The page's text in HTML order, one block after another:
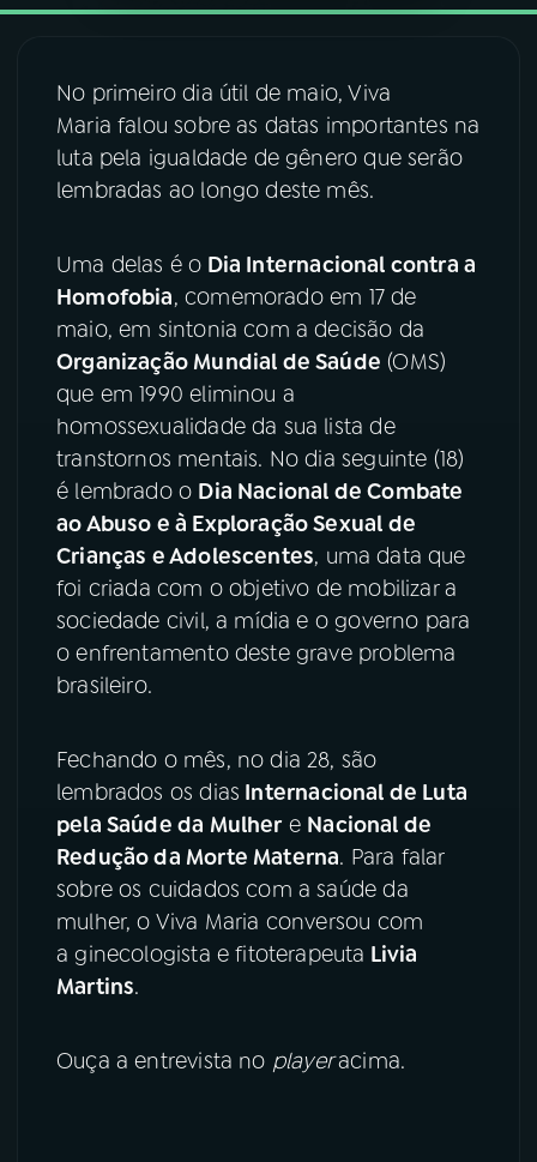
06VIDEOCASTS
07 ÚLTIMAS
08 FESTIVAL DE MÚSICA
YouTube Facebook
Instagram X
TikTok
No primeiro dia útil de maio, Viva
Maria falou sobre as datas importantes na
luta pela igualdade de gênero que serão
lembradas ao longo deste mês.
Uma delas é o Dia Internacional contra a
Homofobia, comemorado em 17 de
maio, em sintonia com a decisão da
Organização Mundial de Saúde (OMS)
que em 1990 eliminou a
homossexualidade da sua lista de
transtornos mentais. No dia seguinte (18)
é lembrado o Dia Nacional de Combate
ao Abuso e à Exploração Sexual de
Crianças e Adolescentes, uma data que
foi criada com o objetivo de mobilizar a
sociedade civil, a mídia e o governo para
o enfrentamento deste grave problema
brasileiro.
Fechando o mês, no dia 28, são
lembrados os dias Internacional de Luta
pela Saúde da Mulhere Nacional de
Redução da Morte Materna. Para falar
sobre os cuidados com a saúde da
mulher, o Viva Maria conversou com
a ginecologista e fitoterapeuta Livia
Martins.
Ouça a entrevista no playeracima.